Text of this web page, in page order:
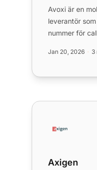
Avoxi är en
leverantör
nummer för
Jan 20, 2026 3
Axigen
Axigen